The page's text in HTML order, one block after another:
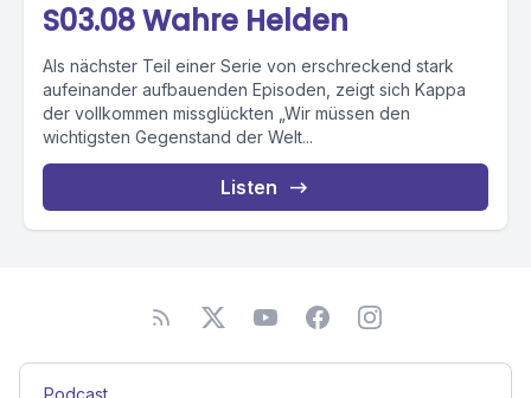
S03.08 Wahre Helden
Als nächster Teil einer Serie von erschreckend stark
aufeinander aufbauenden Episoden, zeigt sich Kappa
der vollkommen missglückten „Wir müssen den
wichtigsten Gegenstand der Welt...
Listen
Podcast